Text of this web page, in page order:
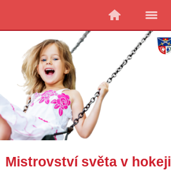
Mistrovství světa v hokeji